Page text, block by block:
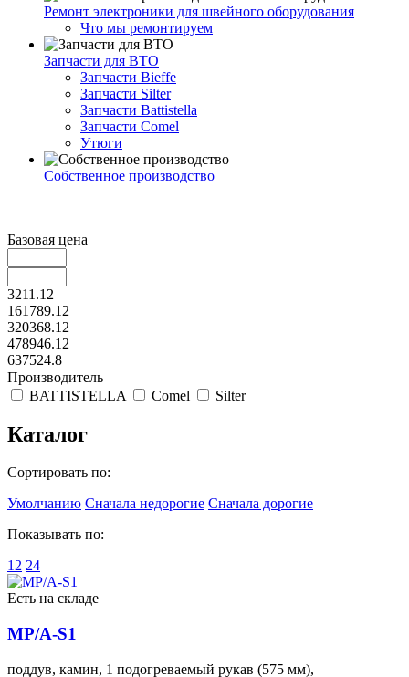
Ремонт электроники для швейного оборудования
Что мы ремонтируем
Запчасти для ВТО
Запчасти Bieffe
Запчасти Silter
Запчасти Battistella
Запчасти Comel
Утюги
Собственное производство
Базовая цена
3211.12
161789.12
320368.12
478946.12
637524.8
Производитель
BATTISTELLA
Comel Silter
Каталог
Сортировать по:
Умолчанию Сначала недорогие Сначала дорогие
Показывать по:
12 24
Есть на складе
MP/A-S1
поддув, камин, 1 подогреваемый рукав (575 мм),